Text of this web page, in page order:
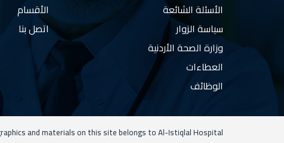
الأسئلة الشائعة
سياسة الزوار
وزارة الصحة الأردنية
العطاءات
الوظائف
الأقسام
اتصل بنا
and materials on this site belongs to Al-Istiqlal Hospital